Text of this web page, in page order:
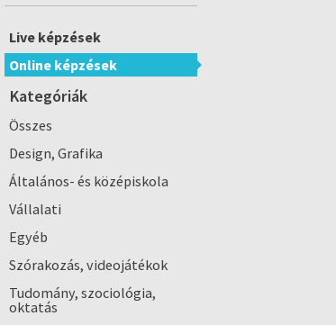
Live képzések
Online képzések
Kategóriák
Összes
Design, Grafika
Általános- és középiskola
Vállalati
Egyéb
Szórakozás, videojátékok
Tudomány, szociológia,
oktatás